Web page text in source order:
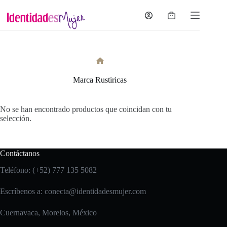
contenido
Carro
Marca Rustiricas
No se han encontrado productos que coincidan con tu
selección.
Contáctanos
Teléfono: (+52) 777 135 5082
Escríbenos a: conecta@identidadesmujer.com
Cuernavaca, Morelos, México